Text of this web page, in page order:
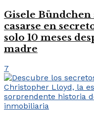
Gisele
casarse en
solo 10 meses
madre
7